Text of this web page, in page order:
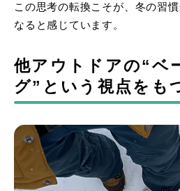
この思考の転換こそが、冬の習
なると感じています。
他アウトドアの“ベ
グ”という視点をも